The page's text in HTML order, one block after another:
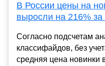
В России цены на
выросли на 216% за
Согласно подсчетам
классифайдов, без
средняя цена новинки